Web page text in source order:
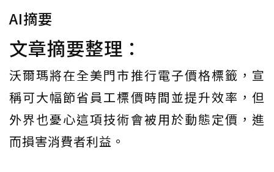
AI摘要
文章摘要整理：
沃爾瑪將在全美門市推行電子價格標籤，宣
稱可大幅節省員工標價時間並提升效率，但
外界也憂心這項技術會被用於動態定價，進
而損害消費者利益。